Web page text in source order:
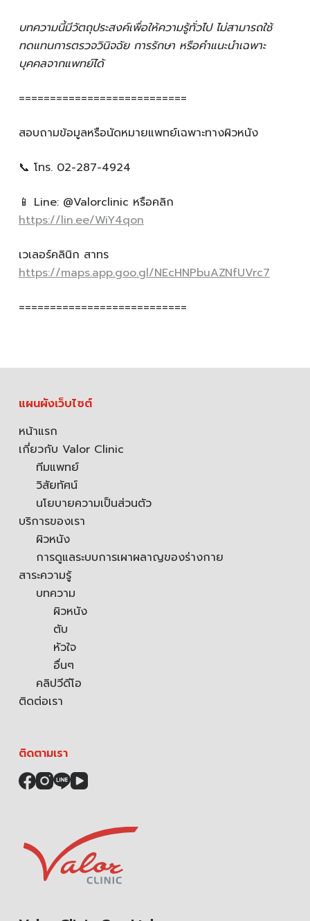
บทความนี้มีวัตถุประสงค์เพื่อให้ความรู้ทั่วไป ไม่สามารถใช้
ทดแทนการตรวจวินิจฉัย การรักษา หรือคำแนะนำเฉพาะ
บุคคลจากแพทย์ได้
===========================
สอบถามข้อมูลหรือนัดหมายแพทย์เฉพาะทางผิวหนัง
📞 โทร. 02-287-4924
📱 Line: @Valorclinic หรือคลิก
https://lin.ee/WiY4qon
เวเลอร์คลินิก สาทร
https://maps.app.goo.gl/NEcHNPbuAZNfUVrc7
===========================
แผนผังเว็บไซต์
หน้าแรก
เกี่ยวกับ Valor Clinic
ทีมแพทย์
วิสัยทัศน์
นโยบายความเป็นส่วนตัว
บริการของเรา
ผิวหนัง
การดูแลระบบการเผาผลาญของร่างกาย
สาระความรู้
บทความ
ผิวหนัง
ตับ
หัวใจ
อื่นๆ
คลิปวีดีโอ
ติดต่อเรา
ติดตามเรา